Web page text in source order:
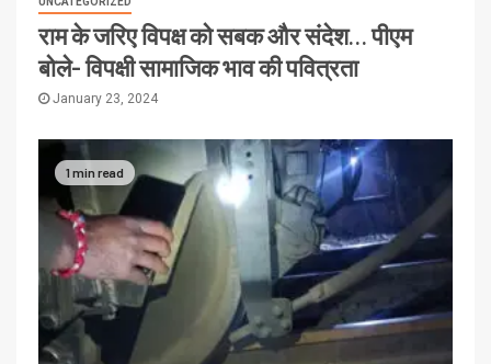
राम के जरिए विपक्ष को सबक और संदेश… पीएम
बोले- विपक्षी सामाजिक भाव की पवित्रता
January 23, 2024
1 min read